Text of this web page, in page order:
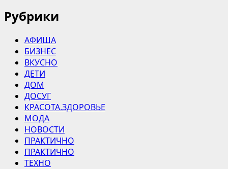
Рубрики
АФИША
БИЗНЕС
ВКУСНО
ДЕТИ
ДОМ
ДОСУГ
КРАСОТА.ЗДОРОВЬЕ
МОДА
НОВОСТИ
ПРАКТИЧНО
ПРАКТИЧНО
ТЕХНО